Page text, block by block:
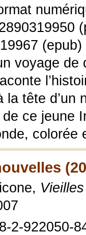
(epub)
voyage
la tête d’un
ce jeune
colorée
2-922050-